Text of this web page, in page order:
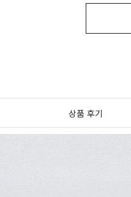
상품 후기